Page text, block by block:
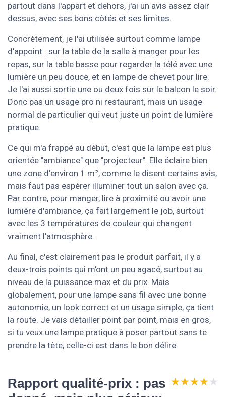
partout dans l'appart et dehors, j'ai un avis assez clair
dessus, avec ses bons côtés et ses limites.
Concrètement, je l'ai utilisée surtout comme lampe
d'appoint : sur la table de la salle à manger pour les
repas, sur la table basse pour regarder la télé avec une
lumière un peu douce, et en lampe de chevet pour lire.
Je l'ai aussi sortie une ou deux fois sur le balcon le soir.
Donc pas un usage pro ni restaurant, mais un usage
normal de particulier qui veut juste un point de lumière
pratique.
Ce qui m'a frappé au début, c'est que la lampe est plus
orientée "ambiance" que "projecteur". Elle éclaire bien
une zone d'environ 1 m², comme le disent certains avis,
mais faut pas espérer illuminer tout un salon avec ça.
Par contre, pour manger, lire à proximité ou avoir une
lumière d'ambiance, ça fait largement le job, surtout
avec les 3 températures de couleur qui changent
vraiment l'atmosphère.
Au final, c'est clairement pas le produit parfait, il y a
deux-trois points qui m'ont un peu agacé, surtout au
niveau de la puissance max et du prix. Mais
globalement, pour une lampe sans fil avec une bonne
autonomie, un look correct et un usage simple, ça tient
la route. Je vais détailler point par point, mais en gros,
si tu veux une lampe pratique à poser partout sans te
prendre la tête, celle-ci est dans le bon délire.
Rapport qualité-prix : pas ★★★★★
★★★★★